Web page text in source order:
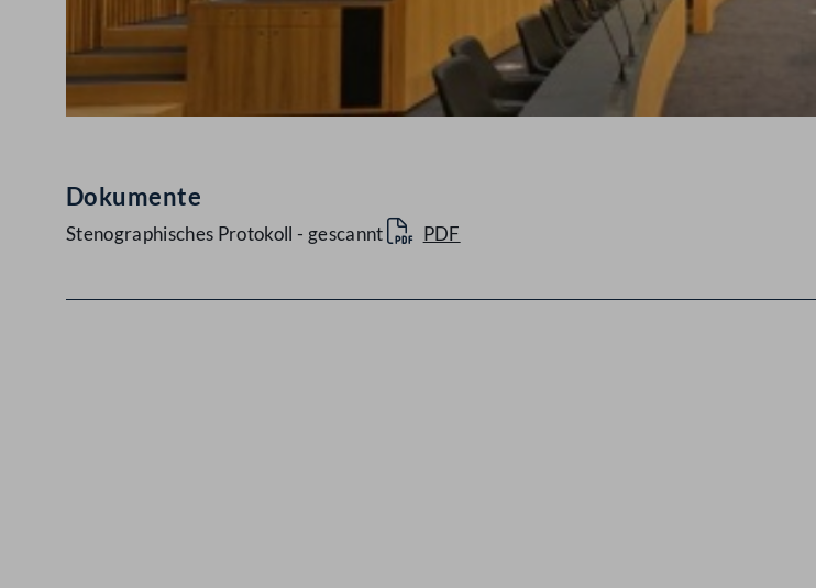
Dokumente
Stenographisches Protokoll - gescannt PDF